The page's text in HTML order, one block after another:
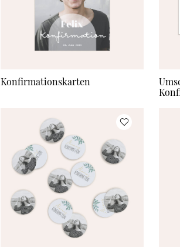
Konfirmationskarten